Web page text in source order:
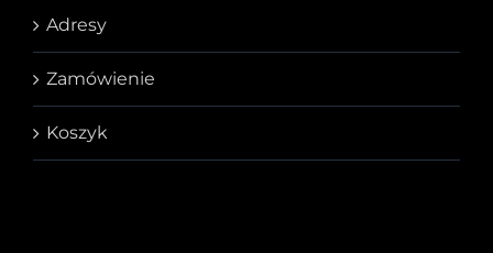
Adresy
Zamówienie
Koszyk